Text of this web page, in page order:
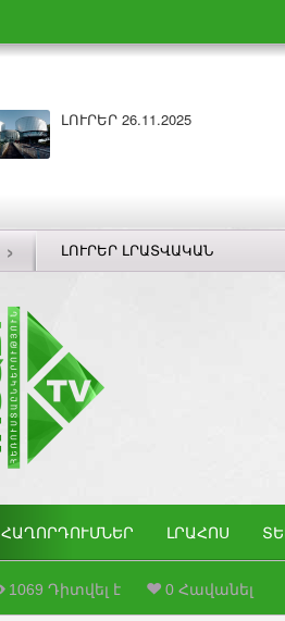
ԼՈՒՐԵՐ 26.11.2025
› ԼՈՒՐԵՐ ԼՐԱՏՎԱԿԱՆ
ՀԱՂՈՐԴՈՒՄՆԵՐ ԼՐԱՀՈՍ
1069 Դիտվել է 0 Հավանել